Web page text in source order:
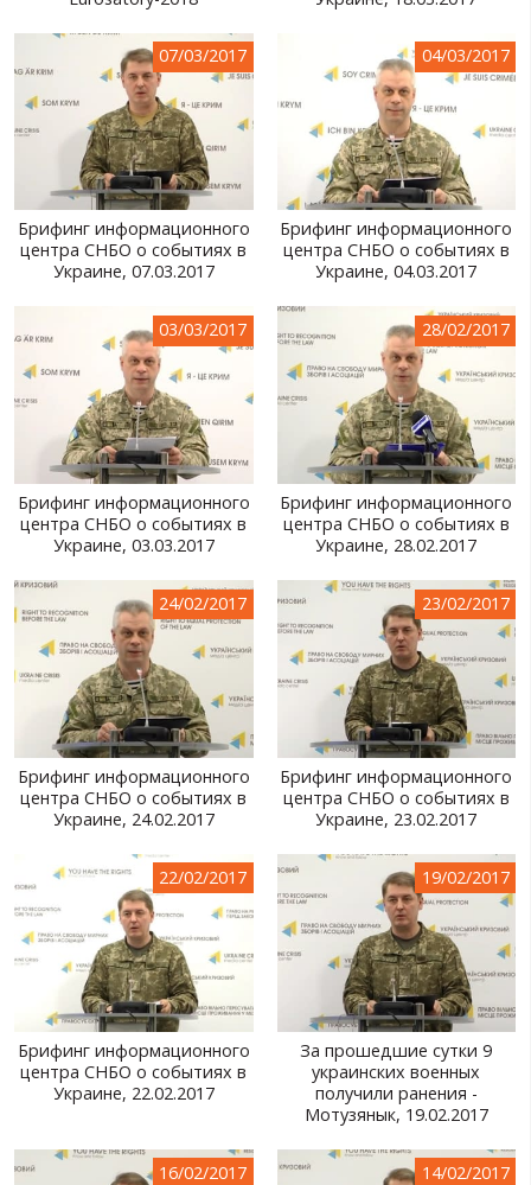
ПУБЛИЧНЫЕ ЛЮДИ
РОССИЙСКО-УКРАИНСКАЯ ВОЙНА
WINTER ON FIRE: UKRAINE'S FIGHT FOR FREEDOM
УСЛУГИ
07/03/2017
Брифинг информационного
центра СНБО о событиях в
Украине, 07.03.2017
04/03/2017
Брифинг информационного
центра СНБО о событиях в
Украине, 04.03.2017
03/03/2017
Брифинг информационного
центра СНБО о событиях в
Украине, 03.03.2017
28/02/2017
Брифинг информационного
центра СНБО о событиях в
Украине, 28.02.2017
24/02/2017
Брифинг информационного
центра СНБО о событиях в
Украине, 24.02.2017
23/02/2017
Брифинг информационного
центра СНБО о событиях в
Украине, 23.02.2017
22/02/2017
Брифинг информационного
центра СНБО о событиях в
Украине, 22.02.2017
19/02/2017
За прошедшие сутки 9
украинских военных
получили ранения -
Мотузянык, 19.02.2017
16/02/2017 14/02/2017